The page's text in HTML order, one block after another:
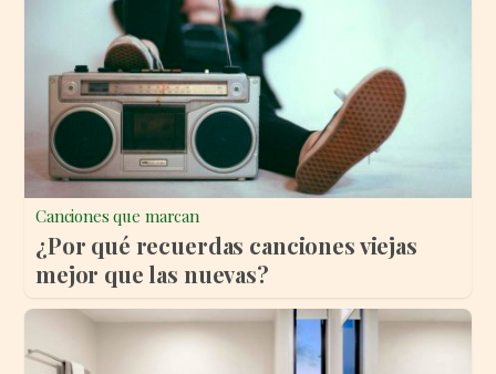
Canciones que marcan
¿Por qué recuerdas canciones viejas
mejor que las nuevas?